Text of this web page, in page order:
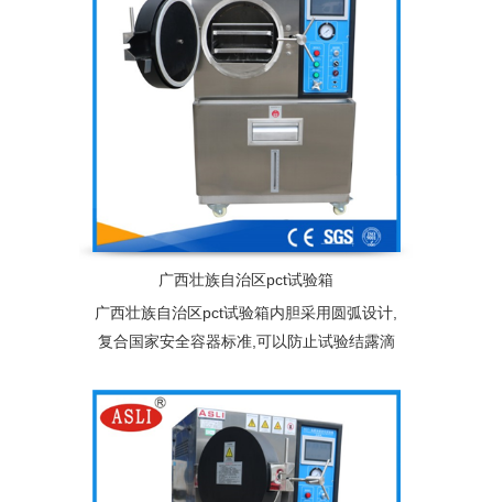
或系统的寿命试验时间
广西壮族自治区pct试验箱
广西壮族自治区pct试验箱内胆采用圆弧设计,
复合国家安全容器标准,可以防止试验结露滴
蒸汽直接冲击影响试验结果。配备双层不锈
钢产品架,也可根据客户产品规格尺寸免费量
身定制专用产品架